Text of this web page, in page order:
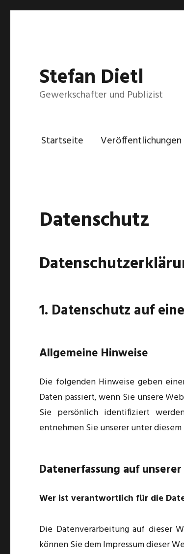
Stefan Dietl
Gewerkschafter und Publizist
Startseite Veröffentlichungen
Datenschutz
1. Datenschutz auf
Allgemeine Hinweise
Die folgenden Hinweise geben
Daten passiert, wenn Sie unsere
Sie persönlich identifiziert
entnehmen Sie unserer unter
Datenerfassung auf
Wer ist verantwortlich für die
Die Datenverarbeitung auf dieser
können Sie dem Impressum dieser